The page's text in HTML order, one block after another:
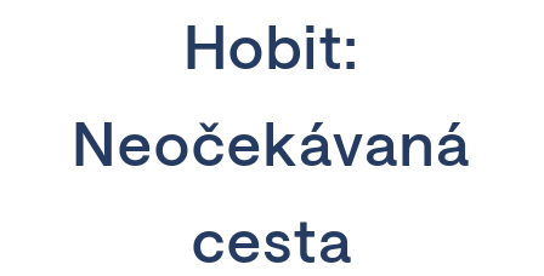
Hobit:
Neočekávaná
cesta